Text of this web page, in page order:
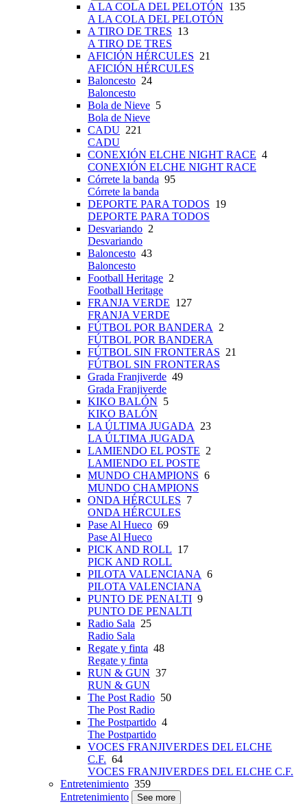
A LA COLA DEL PELOTÓN 135
A LA COLA DEL PELOTÓN
A TIRO DE TRES 13
A TIRO DE TRES
AFICIÓN HÉRCULES 21
AFICIÓN HÉRCULES
Baloncesto 24
Baloncesto
Bola de Nieve 5
Bola de Nieve
CADU 221
CADU
CONEXIÓN ELCHE NIGHT RACE 4
CONEXIÓN ELCHE NIGHT RACE
Córrete la banda 95
Córrete la banda
DEPORTE PARA TODOS 19
DEPORTE PARA TODOS
Desvariando 2
Desvariando
Baloncesto 43
Baloncesto
Football Heritage 2
Football Heritage
FRANJA VERDE 127
FRANJA VERDE
FÚTBOL POR BANDERA
2
FÚTBOL POR BANDERA
FÚTBOL SIN FRONTERAS 21
FÚTBOL SIN FRONTERAS
Grada Franjiverde 49
Grada Franjiverde
KIKO BALÓN 5
KIKO BALÓN
LA ÚLTIMA JUGADA
23
LA ÚLTIMA JUGADA
LAMIENDO EL POSTE 2
LAMIENDO EL POSTE
MUNDO CHAMPIONS 6
MUNDO CHAMPIONS
ONDA HÉRCULES 7
ONDA HÉRCULES
Pase Al Hueco 69
Pase Al Hueco
PICK AND ROLL 17
PICK AND ROLL
PILOTA VALENCIANA 6
PILOTA VALENCIANA
PUNTO DE PENALTI 9
PUNTO DE PENALTI
Radio Sala 25
Radio Sala
Regate y finta 48
Regate y finta
RUN & GUN 37
RUN & GUN
The Post Radio 50
The Post Radio
The Postpartido 4
The Postpartido
VOCES FRANJIVERDES DEL ELCHE
C.F. 64
VOCES FRANJIVERDES DEL ELCHE C.F.
Entretenimiento 359
Entretenimiento
See more